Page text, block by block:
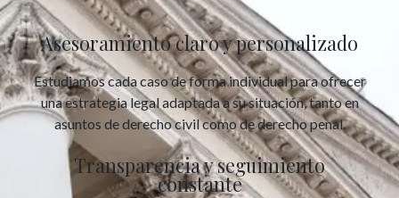
Asesoramiento claro y personalizado
Estudiamos cada caso de forma individual para ofrecer
una estrategia legal adaptada a su situación, tanto en
asuntos de derecho civil como de derecho penal.
Transparencia y seguimiento
constante